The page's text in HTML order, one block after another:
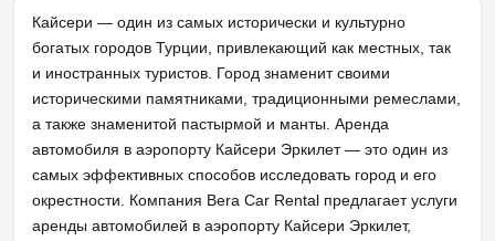
Кайсери — один из самых исторически и культурно
богатых городов Турции, привлекающий как местных, так
и иностранных туристов. Город знаменит своими
историческими памятниками, традиционными ремеслами,
а также знаменитой пастырмой и манты. Аренда
автомобиля в аэропорту Кайсери Эркилет — это один из
самых эффективных способов исследовать город и его
окрестности. Компания Bera Car Rental предлагает услуги
аренды автомобилей в аэропорту Кайсери Эркилет,